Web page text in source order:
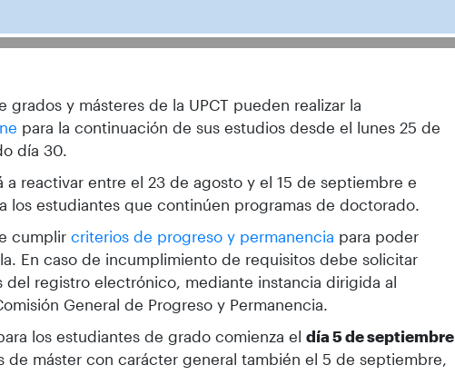
grados y másteres de la UPCT pueden realizar la
para la continuación de sus estudios desde el lunes 25 de
día 30.
a reactivar entre el 23 de agosto y el 15 de septiembre e
los estudiantes que continúen programas de doctorado.
cumplircriterios de progreso y permanencia para poder
En caso de incumplimiento de requisitos debe solicitar
del registro electrónico, mediante instancia dirigida al
General de Progreso y Permanencia.
los estudiantes de grado comienza eldía 5 de septiembre
de máster con carácter general también el 5 de septiembre,